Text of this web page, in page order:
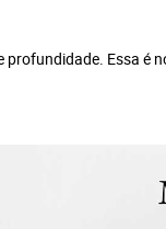
profundidade. Essa é